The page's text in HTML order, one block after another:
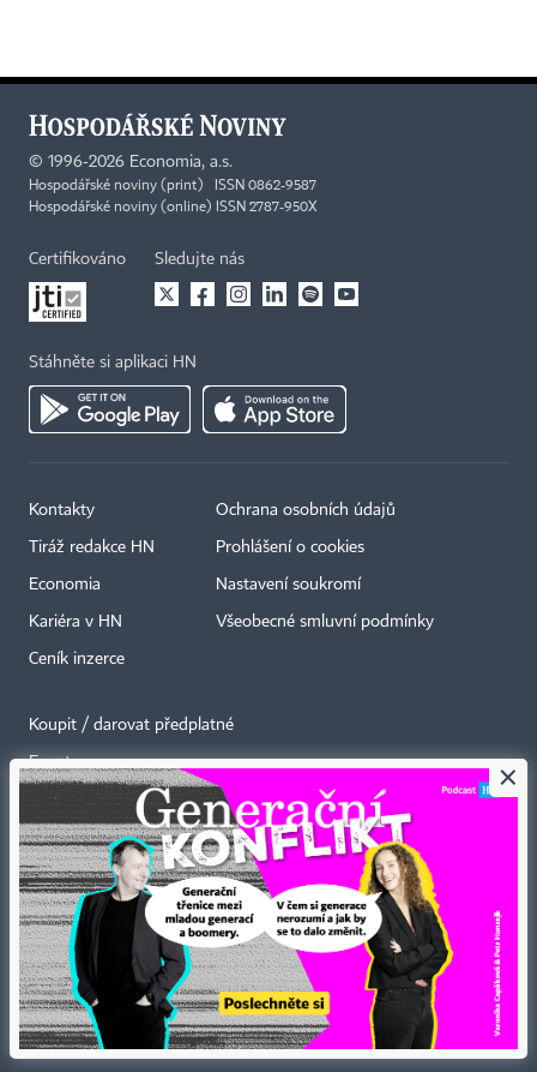
© 1996-2026 Economia, a.s.
Hospodářské noviny (print) ISSN 0862-9587
Hospodářské noviny (online) ISSN 2787-950X
Certifikováno Sledujte nás
Stáhněte si aplikaci HN
Kontakty
Tiráž redakce HN
Economia
Kariéra v HN
Ceník inzerce
Ochrana osobních údajů
Prohlášení o cookies
Nastavení soukromí
Všeobecné smluvní podmínky
Koupit / darovat předplatné
Eventy
Newslettery
RSS kanály
Autorská práva vykonává vydavatel. Bez písemného svolení vydavatele je
zakázáno jakékoli užití částí nebo celku díla, zejména rozmnožování a šíření
jakýmkoli způsobem, mechanickým nebo elektronickým, v českém nebo
jiném jazyce. Bez souhlasu vydavatele je zakázáno též rozmnožování
obsahu pro účely automatizované analýzy textů nebo dat
podle ustanovení § 39c autorského zákona.
×